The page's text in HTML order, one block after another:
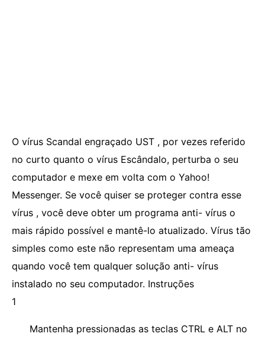
O vírus Scandal engraçado UST , por vezes referido
no curto quanto o vírus Escândalo, perturba o seu
computador e mexe em volta com o Yahoo!
Messenger. Se você quiser se proteger contra esse
vírus , você deve obter um programa anti- vírus o
mais rápido possível e mantê-lo atualizado. Vírus tão
simples como este não representam uma ameaça
quando você tem qualquer solução anti- vírus
instalado no seu computador. Instruções
1
Mantenha pressionadas as teclas CTRL e ALT no